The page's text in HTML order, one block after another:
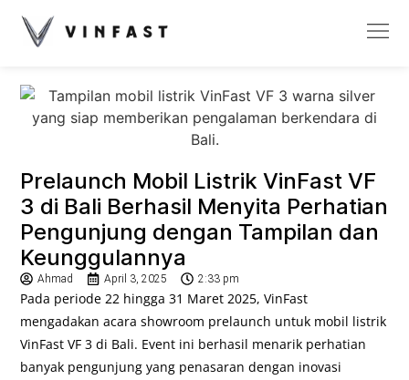
Prelaunch Mobil Listrik VinFast VF
3 di Bali Berhasil Menyita Perhatian
Pengunjung dengan Tampilan dan
Keunggulannya
Ahmad April 3, 2025 2:33 pm
Pada periode 22 hingga 31 Maret 2025, VinFast
mengadakan acara showroom prelaunch untuk mobil listrik
VinFast VF 3 di Bali. Event ini berhasil menarik perhatian
banyak pengunjung yang penasaran dengan inovasi